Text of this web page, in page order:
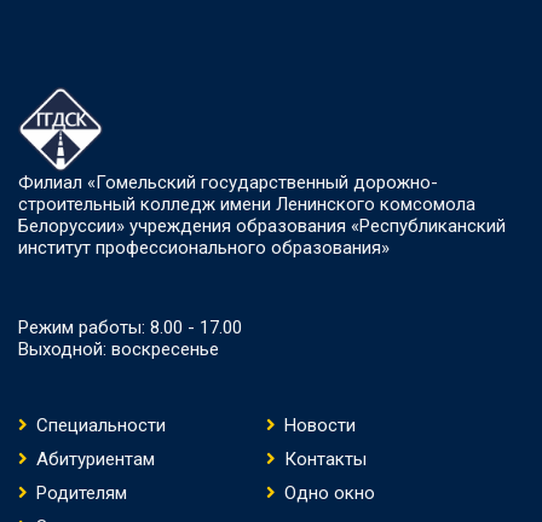
Филиал «Гомельский государственный дорожно-
строительный колледж имени Ленинского комсомола
Белоруссии» учреждения образования «Республиканский
институт профессионального образования»
Режим работы: 8.00 - 17.00
Выходной: воскресенье
Специальности
Новости
Абитуриентам
Контакты
Родителям
Одно окно